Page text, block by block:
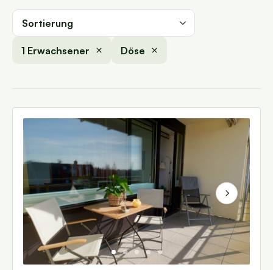
1 Erwachsener Döse
Sortierung
Next